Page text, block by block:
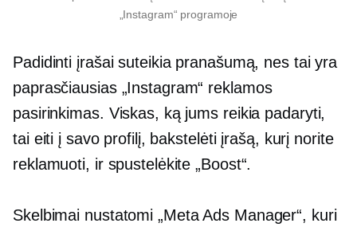
„Instagram“ programoje
Padidinti įrašai suteikia pranašumą, nes tai yra
paprasčiausias „Instagram“ reklamos
pasirinkimas. Viskas, ką jums reikia padaryti,
tai eiti į savo profilį, bakstelėti įrašą, kurį norite
reklamuoti, ir spustelėkite „Boost“.
Skelbimai nustatomi „Meta Ads Manager“, kuri